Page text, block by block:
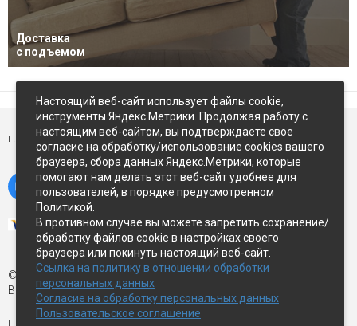
Доставка
с подъемом
г. Петропавловск-Камчатский,ул Восточное-шоссе, д.5
© Экспострой, 2026 г.
Все права защищены
Настоящий веб-сайт использует файлы cookie,
инструменты Яндекс.Метрики. Продолжая работу с
настоящим веб-сайтом, вы подтверждаете свое
согласие на обработку/использование cookies вашего
браузера, сбора данных Яндекс.Метрики, которые
помогают нам делать этот веб-сайт удобнее для
пользователей, в порядке предусмотренном
Политикой.
В противном случае вы можете запретить сохранение/
обработку файлов cookie в настройках своего
браузера или покинуть настоящий веб-сайт.
Ссылка на политику в отношении обработки
персональных данных
Согласие на обработку персональных данных
Пользовательское соглашение